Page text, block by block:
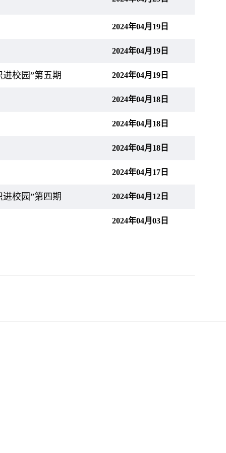
2024年04月19日
2024年04月19日
2024年04月19日
校园”第五期
2024年04月18日
2024年04月18日
2024年04月18日
2024年04月17日
2024年04月12日
校园”第四期
2024年04月03日